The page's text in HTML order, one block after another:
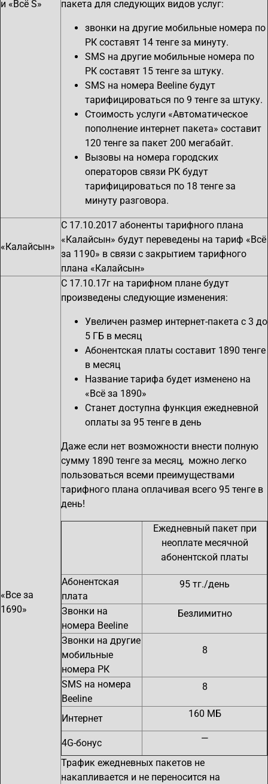
и «Всё S» пакета для следующих видов услуг:
звонки на другие мобильные номера по
РК составят 14 тенге за минуту.
SMS на другие мобильные номера по
РК составят 15 тенге за штуку.
SMS на номера Beeline будут
тарифицироваться по 9 тенге за штуку.
Стоимость услуги «Автоматическое
пополнение интернет пакета» составит
120 тенге за пакет 200 мегабайт.
Вызовы на номера городских
операторов связи РК будут
тарифицироваться по 18 тенге за
минуту разговора.
«Калайсын»
С 17.10.2017 абоненты тарифного плана
«Калайсын» будут переведены на тариф «Всё
за 1190» в связи с закрытием тарифного
плана «Калайсын»
«Все за
1690»
С 17.10.17г на тарифном плане будут
произведены следующие изменения:
Увеличен размер интернет-пакета с 3 до
5 ГБ в месяц
Абонентская платы составит 1890 тенге
в месяц
Название тарифа будет изменено на
«Всё за 1890»
Станет доступна функция ежедневной
оплаты за 95 тенге в день
Даже если нет возможности внести полную
сумму 1890 тенге за месяц, можно легко
пользоваться всеми преимуществами
тарифного плана оплачивая всего 95 тенге в
день!
Ежедневный пакет при
неоплате месячной
абонентской платы
Абонентская
плата
95 тг./день
Звонки на
номера Beeline
Безлимитно
Звонки на другие
мобильные
номера РК
8
SMS на номера
Beeline
8
Интернет 160 МБ
4G-бонус —
Трафик ежедневных пакетов не
накапливается и не переносится на